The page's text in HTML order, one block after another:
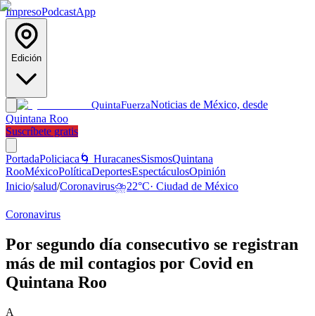
ImpresoPodcastApp
Edición
QuintaFuerzaNoticias de México, desde
Quintana Roo
Suscríbete gratis
PortadaPoliciaca 🌀 HuracanesSismosQuintana
RooMéxicoPolíticaDeportesEspectáculosOpinión
Inicio/salud/Coronavirus⛈️22°C· Ciudad de México
Coronavirus
Por segundo día consecutivo se registran
más de mil contagios por Covid en
Quintana Roo
A